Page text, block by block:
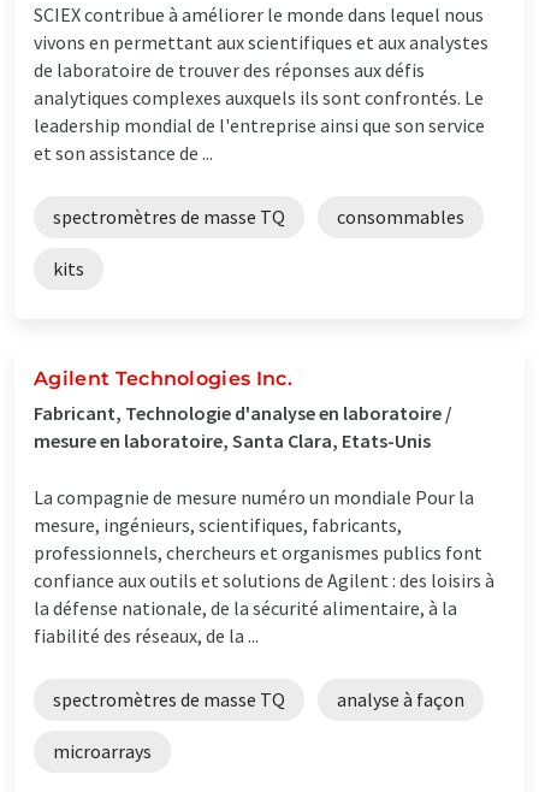
SCIEX contribue à améliorer le monde dans lequel nous
vivons en permettant aux scientifiques et aux analystes
de laboratoire de trouver des réponses aux défis
analytiques complexes auxquels ils sont confrontés. Le
leadership mondial de l'entreprise ainsi que son service
et son assistance de ...
spectromètres de masse TQ consommables
kits
Agilent Technologies Inc.
Fabricant, Technologie d'analyse en laboratoire /
mesure en laboratoire, Santa Clara, Etats-Unis
La compagnie de mesure numéro un mondiale Pour la
mesure, ingénieurs, scientifiques, fabricants,
professionnels, chercheurs et organismes publics font
confiance aux outils et solutions de Agilent : des loisirs à
la défense nationale, de la sécurité alimentaire, à la
fiabilité des réseaux, de la ...
spectromètres de masse TQ analyse à façon
microarrays